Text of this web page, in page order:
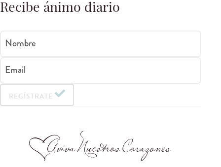
Recibe ánimo diario
Nombre
Email
REGÍSTRATE